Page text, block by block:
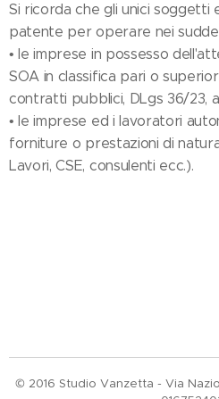
Si ricorda che gli unici soggetti
patente per operare nei
• le imprese in possesso
SOA in classifica pari o
contratti pubblici, DLgs 36/23,
• le imprese ed i lavoratori
forniture o prestazioni di
Lavori, CSE, consulenti ecc.).
© 2016 Studio Vanzetta - Via